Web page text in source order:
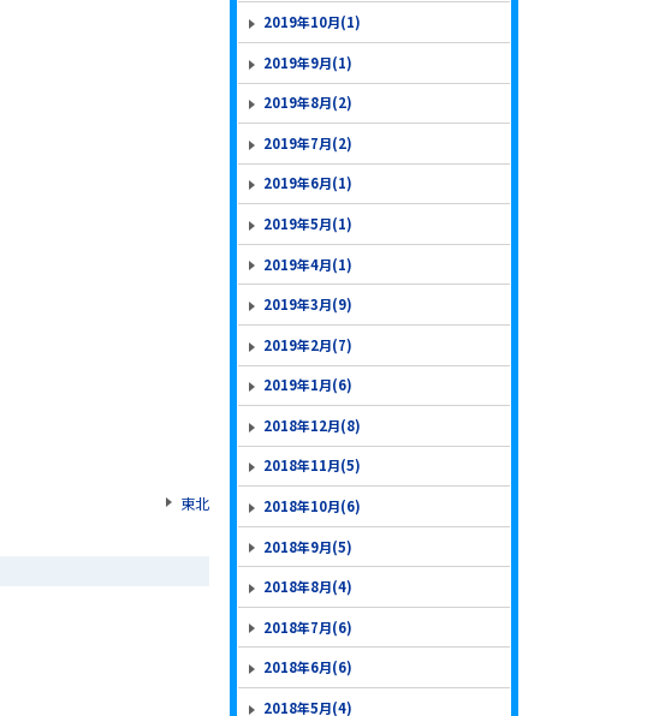
東北
2019年10月(1)
2019年9月(1)
2019年8月(2)
2019年7月(2)
2019年6月(1)
2019年5月(1)
2019年4月(1)
2019年3月(9)
2019年2月(7)
2019年1月(6)
2018年12月(8)
2018年11月(5)
2018年10月(6)
2018年9月(5)
2018年8月(4)
2018年7月(6)
2018年6月(6)
2018年5月(4)